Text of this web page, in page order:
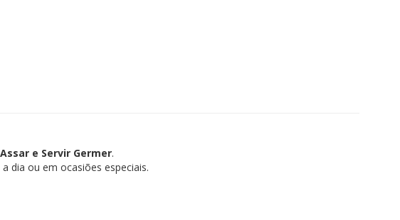
e Servir Germer.
dia ou em ocasiões especiais.